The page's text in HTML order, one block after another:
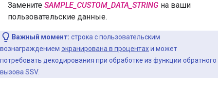
Замените SAMPLE_CUSTOM_DATA_STRING на ваши
пользовательские данные.
Важный момент: строка с пользовательским
вознаграждением экранирована в процентахи ​​может
потребовать декодирования при обработке из функции обратного
вызова SSV.